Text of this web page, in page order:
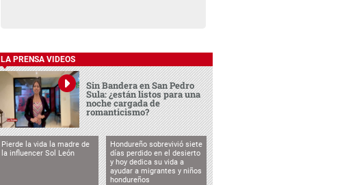
LA PRENSA VIDEOS
Sin Bandera en San Pedro
Sula: ¿están listos para una
noche cargada de
romanticismo?
Pierde la vida la madre de
la influencer Sol León
Hondureño sobrevivió siete
días perdido en el desierto
y hoy dedica su vida a
ayudar a migrantes y niños
hondureños